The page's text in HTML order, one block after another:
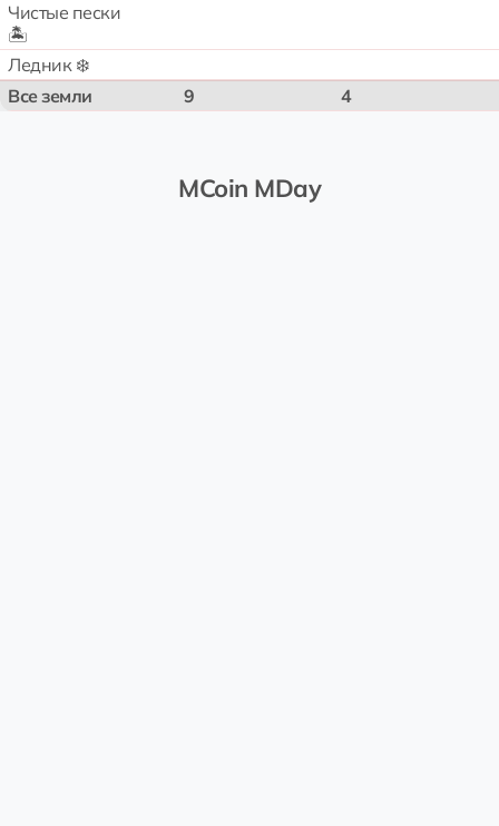
Чистые пески
🏝️
Ледник ❄️
Все земли
9 4
MCoin MDay